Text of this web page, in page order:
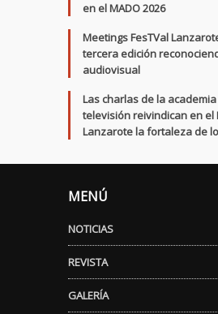
en el MADO 2026
Meetings FesTVal
tercera edición
audiovisual
Las charlas de la
televisión reivindican en el
Lanzarote la fortaleza de
MENÚ
NOTICIAS
REVISTA
GALERÍA